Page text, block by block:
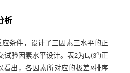
析
应条件，设计了三因素三水平的正
试验因素水平设计。表2为L9(34)正
看出，各因素所对应的极差R排序